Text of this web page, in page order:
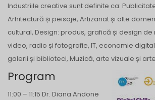
Industriile creative sunt definite ca:
Arhitectură și peisaje, Artizanat și alte
cultural, Design: produs, grafică și design de
video, radio și fotografie, IT, economie
galerii și biblioteci, Muzică, arte vizuale și
Program
11:00 – 11:15 Dr. Diana Andone